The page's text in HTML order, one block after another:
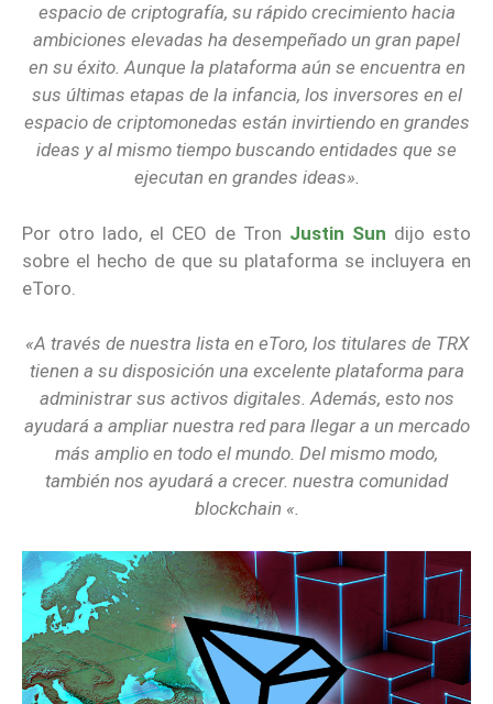
espacio de criptografía, su rápido crecimiento hacia
ambiciones elevadas ha desempeñado un gran papel
en su éxito. Aunque la plataforma aún se encuentra en
sus últimas etapas de la infancia, los inversores en el
espacio de criptomonedas están invirtiendo en grandes
ideas y al mismo tiempo buscando entidades que se
ejecutan en grandes ideas».
Por otro lado, el CEO de Tron Justin Sun dijo esto
sobre el hecho de que su plataforma se incluyera en
eToro.
«A través de nuestra lista en eToro, los titulares de TRX
tienen a su disposición una excelente plataforma para
administrar sus activos digitales. Además, esto nos
ayudará a ampliar nuestra red para llegar a un mercado
más amplio en todo el mundo. Del mismo modo,
también nos ayudará a crecer. nuestra comunidad
blockchain «.